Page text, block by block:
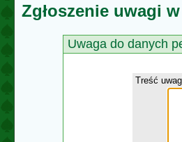
Zgłoszenie uwagi
Uwaga do danych
Treść